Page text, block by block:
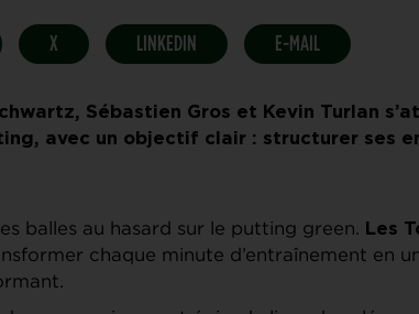
X LINKEDIN E-MAIL
Sébastien Gros et Kevin Turlan
avec un objectif clair : structurer ses
balles au hasard sur le putting green. Les
chaque minute d’entraînement en